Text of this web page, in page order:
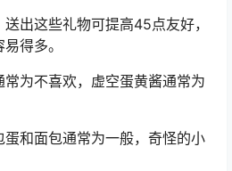
出这些礼物可提高45点友好，
得多。
为不喜欢，虚空蛋黄酱通常为
和面包通常为一般，奇怪的小